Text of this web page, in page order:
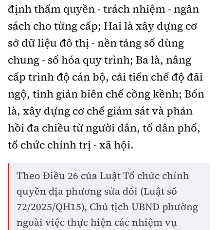
định thẩm quyền - trách nhiệm - ngân
sách cho từng cấp; Hai là xây dựng cơ
sở dữ liệu đô thị - nền tảng số dùng
chung - số hóa quy trình; Ba là, nâng
cấp trình độ cán bộ, cải tiến chế độ đãi
ngộ, tinh giản biên chế cồng kềnh; Bốn
là, xây dựng cơ chế giám sát và phản
hồi đa chiều từ người dân, tổ dân phố,
tổ chức chính trị - xã hội.
Theo Điều 26 của Luật Tổ chức chính
quyền địa phương sửa đổi (Luật số
72/2025/QH15), Chủ tịch UBND phường
ngoài việc thực hiện các nhiệm vụ